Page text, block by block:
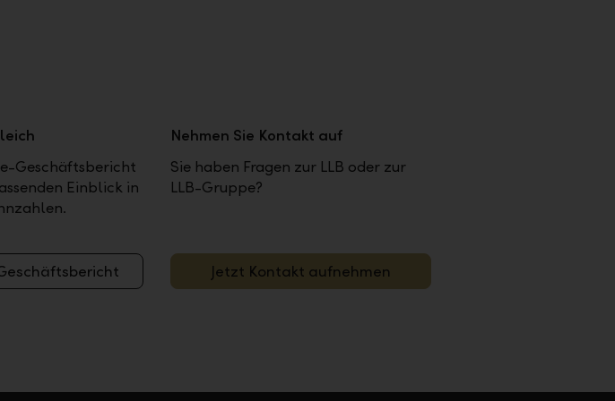
Geschäftsbericht
Einblick in
Nehmen Sie Kontakt auf
Sie haben Fragen zur LLB oder zur
LLB-Gruppe?
Jetzt Kontakt aufnehmen